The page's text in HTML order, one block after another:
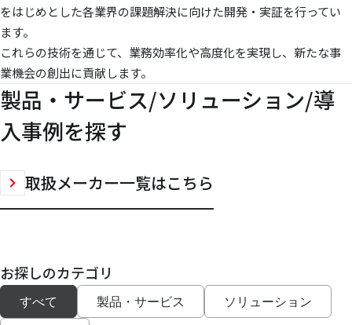
をはじめとした各業界の課題解決に向けた開発・実証を行ってい
ます。
これらの技術を通じて、業務効率化や高度化を実現し、新たな事
業機会の創出に貢献します。
製品・サービス/ソリューション/導
入事例を探す
取扱メーカー一覧はこちら
お探しのカテゴリ
すべて 製品・サービス ソリューション